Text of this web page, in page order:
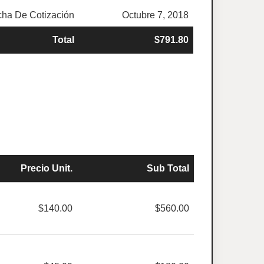
De Cotización Octubre 7, 2018
Total $791.80
Precio Unit. Sub Total
$140.00 $560.00